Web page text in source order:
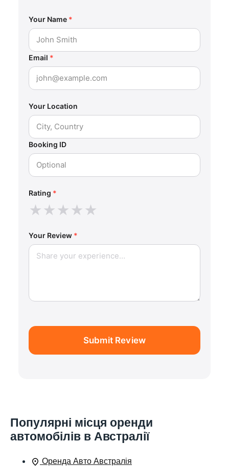
Your Name *
Email *
Your Location
Booking ID
Rating *
★★★★★
Your Review *
Submit Review
Популярні місця оренди
автомобілів в Австралії
Оренда Авто Австралія